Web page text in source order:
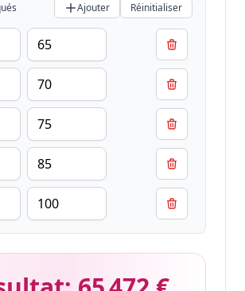
Ajouter Réinitialiser